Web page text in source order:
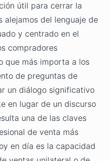
útil para cerrar la
alejamos del lenguaje de
y centrado en el
compradores
que más importa a los
de preguntas de
un diálogo significativo
en lugar de un discurso
una de las claves
de venta más
en día es la capacidad